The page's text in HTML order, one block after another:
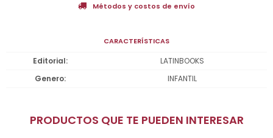
Métodos y costos de envío
CARACTERÍSTICAS
Editorial
LATINBOOKS
Genero
INFANTIL
PRODUCTOS QUE TE PUEDEN INTERESAR